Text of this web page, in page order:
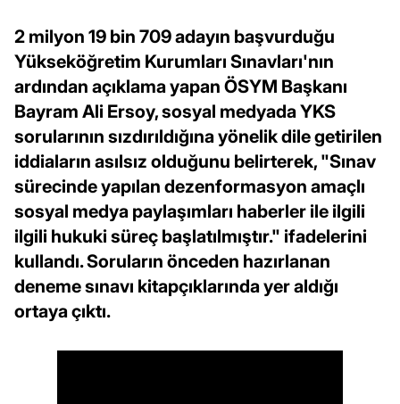
2 milyon 19 bin 709 adayın başvurduğu
Yükseköğretim Kurumları Sınavları'nın
ardından açıklama yapan ÖSYM Başkanı
Bayram Ali Ersoy, sosyal medyada YKS
sorularının sızdırıldığına yönelik dile getirilen
iddiaların asılsız olduğunu belirterek, "Sınav
sürecinde yapılan dezenformasyon amaçlı
sosyal medya paylaşımları haberler ile ilgili
ilgili hukuki süreç başlatılmıştır." ifadelerini
kullandı. Soruların önceden hazırlanan
deneme sınavı kitapçıklarında yer aldığı
ortaya çıktı.